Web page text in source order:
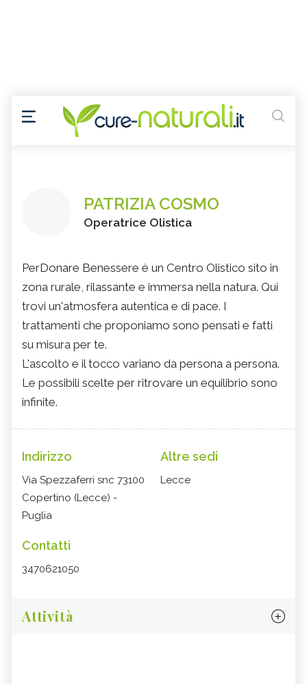
PATRIZIA COSMO
Operatrice Olistica
PerDonare Benessere è un Centro Olistico sito in
zona rurale, rilassante e immersa nella natura. Qui
trovi un'atmosfera autentica e di pace. I
trattamenti che proponiamo sono pensati e fatti
su misura per te.
L'ascolto e il tocco variano da persona a persona.
Le possibili scelte per ritrovare un equilibrio sono
infinite.
Indirizzo
Via Spezzaferri snc 73100
Copertino (Lecce) -
Puglia
Altre sedi
Lecce
Contatti
3470621050
Attività